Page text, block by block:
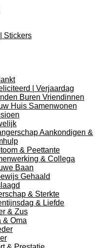
Stickers
| Verjaardag
Buren Vriendinnen
Huis Samenwonen
Aankondigen &
& Peettante
& Collega
Baan
Gehaald
& Sterkte
& Liefde
& Zus
& Oma